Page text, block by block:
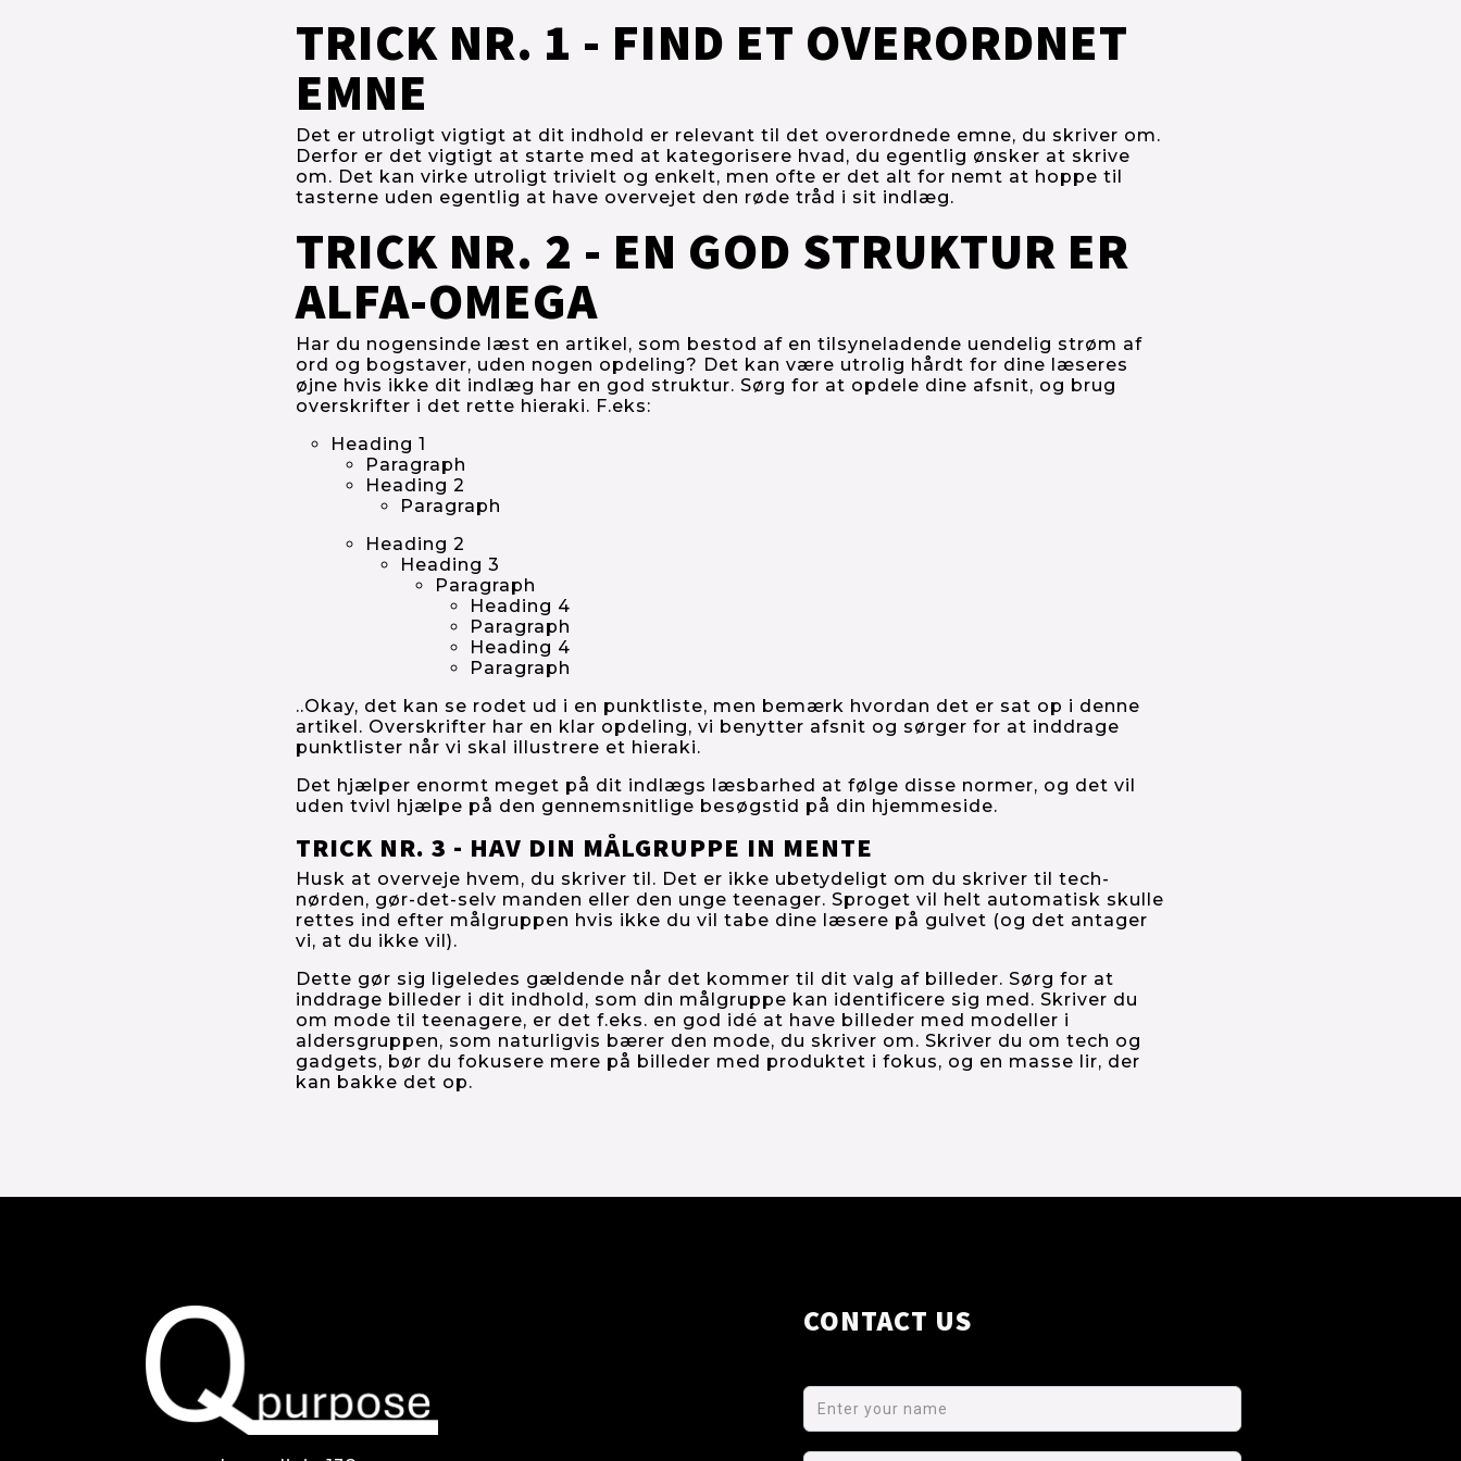
TRICK NR. 1 - FIND ET OVERORDNET
EMNE
Det er utroligt vigtigt at dit indhold er relevant til det overordnede emne, du skriver om.
Derfor er det vigtigt at starte med at kategorisere hvad, du egentlig ønsker at skrive
om. Det kan virke utroligt trivielt og enkelt, men ofte er det alt for nemt at hoppe til
tasterne uden egentlig at have overvejet den røde tråd i sit indlæg.
TRICK NR. 2 - EN GOD STRUKTUR ER
ALFA-OMEGA
Har du nogensinde læst en artikel, som bestod af en tilsyneladende uendelig strøm af
ord og bogstaver, uden nogen opdeling? Det kan være utrolig hårdt for dine læseres
øjne hvis ikke dit indlæg har en god struktur. Sørg for at opdele dine afsnit, og brug
overskrifter i det rette hieraki. F.eks:
Heading 1
Paragraph
Heading 2
Paragraph
Heading 2
Heading 3
Paragraph
Heading 4
Paragraph
Heading 4
Paragraph
..Okay, det kan se rodet ud i en punktliste, men bemærk hvordan det er sat op i denne
artikel. Overskrifter har en klar opdeling, vi benytter afsnit og sørger for at inddrage
punktlister når vi skal illustrere et hieraki.
Det hjælper enormt meget på dit indlægs læsbarhed at følge disse normer, og det vil
uden tvivl hjælpe på den gennemsnitlige besøgstid på din hjemmeside.
TRICK NR. 3 - HAV DIN MÅLGRUPPE IN MENTE
Husk at overveje hvem, du skriver til. Det er ikke ubetydeligt om du skriver til tech-
nørden, gør-det-selv manden eller den unge teenager. Sproget vil helt automatisk skulle
rettes ind efter målgruppen hvis ikke du vil tabe dine læsere på gulvet (og det antager
vi, at du ikke vil).
Dette gør sig ligeledes gældende når det kommer til dit valg af billeder. Sørg for at
inddrage billeder i dit indhold, som din målgruppe kan identificere sig med. Skriver du
om mode til teenagere, er det f.eks. en god idé at have billeder med modeller i
aldersgruppen, som naturligvis bærer den mode, du skriver om. Skriver du om tech og
gadgets, bør du fokusere mere på billeder med produktet i fokus, og en masse lir, der
kan bakke det op.
CONTACT US